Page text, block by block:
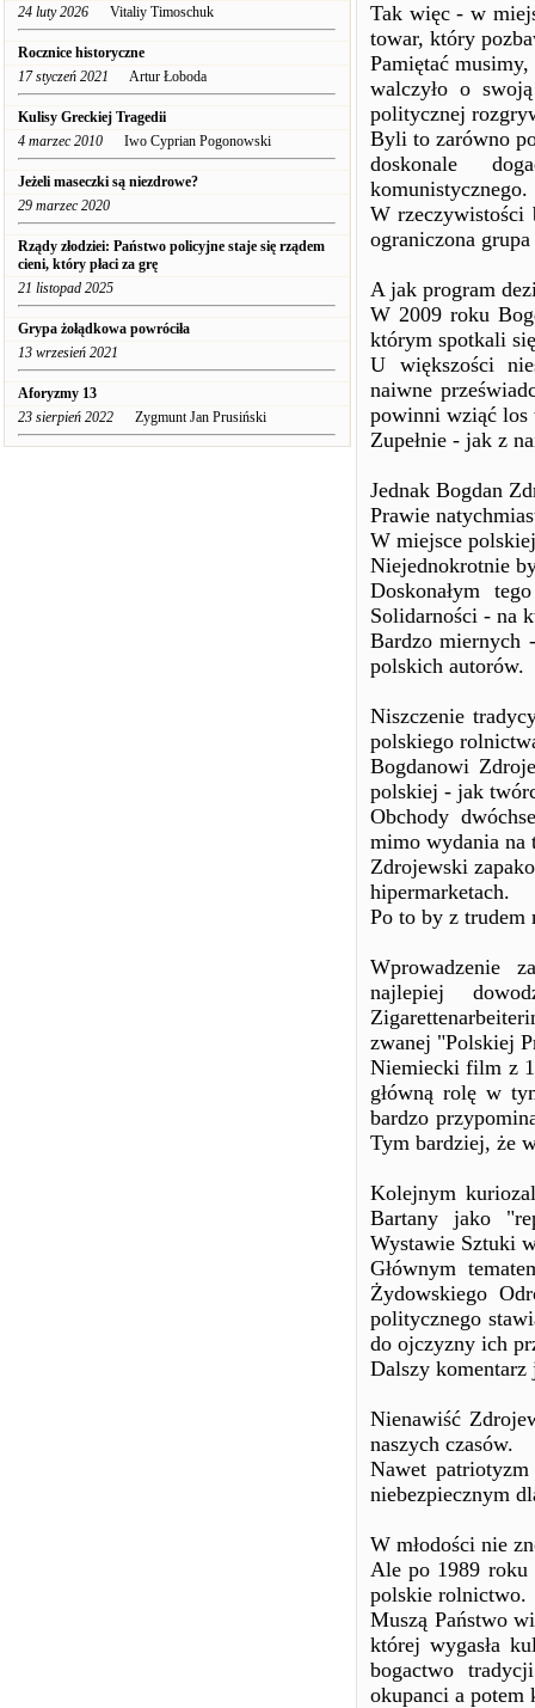
24 luty 2026 Vitaliy Timoschuk
Rocznice historyczne
17 styczeń 2021 Artur Łoboda
Kulisy Greckiej Tragedii
4 marzec 2010 Iwo Cyprian Pogonowski
Jeżeli maseczki są niezdrowe?
29 marzec 2020
Rządy złodziei: Państwo policyjne staje się rządem
cieni, który płaci za grę
21 listopad 2025
Grypa żołądkowa powróciła
13 wrzesień 2021
Aforyzmy 13
23 sierpień 2022 Zygmunt Jan Prusiński
Tak więc - w
towar, który
Pamiętać
walczyło o
politycznej
Byli to zarówno
doskonale
komunistycznego.
W rzeczywistości
ograniczona
A jak program
W 2009 roku
którym spotkali
U większości
naiwne
powinni wziąć los
Zupełnie - jak z
Jednak Bogdan
Prawie
W miejsce
Niejednokrotnie
Doskonałym
Solidarności - na
Bardzo miernych
polskich autorów.
Niszczenie
polskiego
Bogdanowi
polskiej - jak
Obchody
mimo wydania
Zdrojewski
hipermarketach.
Po to by z trudem
Wprowadzenie
najlepiej
zwanej "Polskiej
Niemiecki film z
główną rolę w
bardzo
Tym bardziej, że
Kolejnym
Bartany jako
Wystawie Sztuki
Głównym
Żydowskiego
politycznego
do ojczyzny ich
Dalszy komentarz
Nienawiść
naszych czasów.
Nawet
niebezpiecznym
W młodości nie
Ale po 1989 roku
polskie rolnictwo.
Muszą Państwo
której wygasła
bogactwo
okupanci a potem